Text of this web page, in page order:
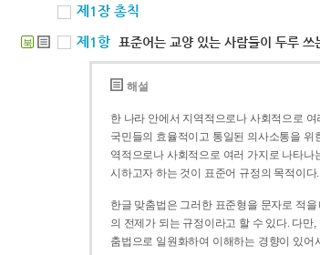
제1장 총칙
북 제1항 표준어는 교양 있는 사람들이 두루
해설
한 나라 안에서 지역적으로나 사회적으로
국민들의 효율적이고 통일된 의사소통을 위
역적으로나 사회적으로 여러 가지로 나타나
시하고자 하는 것이 표준어 규정의 목적이다.
한글 맞춤법은 그러한 표준형을 문자로 적
의 전제가 되는 규정이라고 할 수 있다. 다
춤법으로 일원화하여 이해하는 경향이 있